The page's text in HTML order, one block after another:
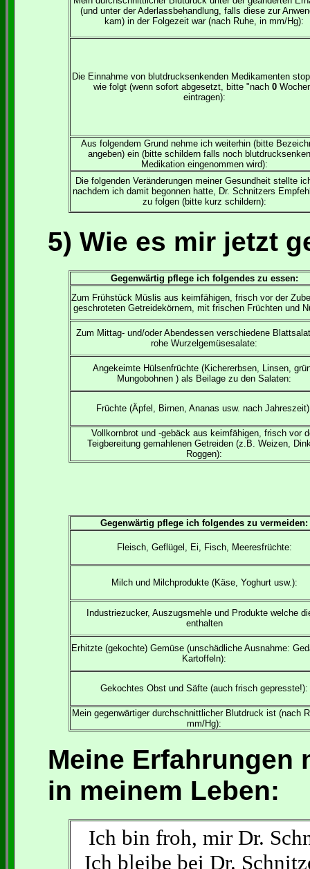
(und unter der Aderlassbehandlung, falls diese zur
kam) in der Folgezeit war (nach Ruhe, in mm/Hg):
Die Einnahme von blutdrucksenkenden Medikamenten
wie folgt (wenn sofort abgesetzt, bitte "nach 0
eintragen):
Aus folgendem Grund nehme ich weiterhin (bitte
angeben) ein (bitte schildern falls noch
Medikation eingenommen wird):
Die folgenden Veränderungen meiner Gesundheit stellte
nachdem ich damit begonnen hatte, Dr. Schnitzers
zu folgen (bitte kurz schildern):
5) Wie es mir jetzt
Gegenwärtig pflege ich folgendes zu essen:
Zum Frühstück Müslis aus keimfähigen, frisch vor der
geschroteten Getreidekörnern, mit frischen Früchten und
Zum Mittag- und/oder Abendessen verschiedene
rohe Wurzelgemüsesalate:
Angekeimte Hülsenfrüchte (Kichererbsen, Linsen,
Mungobohnen ) als Beilage zu den Salaten:
Früchte (Äpfel, Birnen, Ananas usw. nach
Vollkornbrot und -gebäck aus keimfähigen, frisch vor
Teigbereitung gemahlenen Getreiden (z.B. Weizen,
Roggen):
Gegenwärtig pflege ich folgendes zu vermeiden:
Fleisch, Geflügel, Ei, Fisch, Meeresfrüchte:
Milch und Milchprodukte (Käse, Yoghurt usw.):
Industriezucker, Auszugsmehle und Produkte welche
enthalten
Erhitzte (gekochte) Gemüse (unschädliche Ausnahme:
Kartoffeln):
Gekochtes Obst und Säfte (auch frisch gepresste!):
Mein gegenwärtiger durchschnittlicher Blutdruck ist (nach
mm/Hg):
Meine Erfahrungen
in meinem Leben:
Ich bin froh, mir Dr.
Ich bleibe bei Dr.